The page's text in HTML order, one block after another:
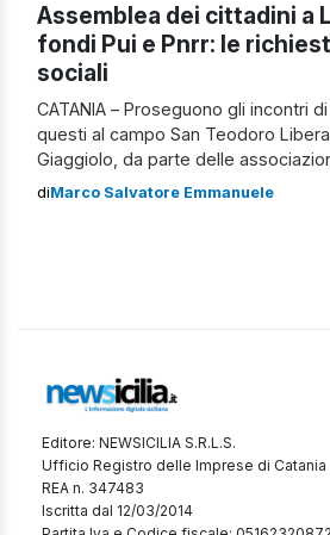
Assemblea dei cittadini a
fondi Pui e Pnrr: le
sociali
CATANIA – Proseguono gli incontri
questi al campo San Teodoro
Giaggiolo, da parte delle
Comitato di proposta parco Monte
diMarco Salvatore Emmanuele
Editore: NEWSICILIA S.R.L.S.
Ufficio Registro delle Imprese di Catania
REA n. 347483
Iscritta dal 12/03/2014